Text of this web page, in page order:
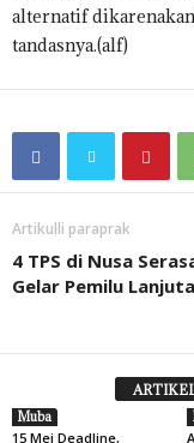
alternatif
tandasnya.(alf)
Artikulli paraprak
4 TPS di Nusa
Gelar Pemilu
Muba
15 Mei Deadline,